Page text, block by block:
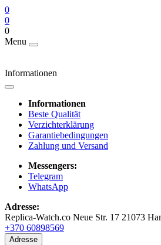
0
0
0
Menu
Informationen
Informationen
Beste Qualität
Verzichterklärung
Garantiebedingungen
Zahlung und Versand
Messengers:
Telegram
WhatsApp
Adresse:
Replica-Watch.co Neue Str. 17 21073
+370 60898569
Adresse